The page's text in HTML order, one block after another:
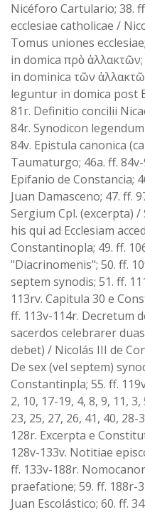
Nicéforo Cartulario; 38.
ecclesiae catholicae /
Tomus uniones
in domica πρὸ
in dominica τῶν
leguntur in domica post
81r. Definitio concilii
84r. Synodicon
84v. Epistula canonica
Taumaturgo; 46a. ff.
Epifanio de Constancia;
Juan Damasceno; 47. ff.
Sergium Cpl. (excerpta)
his qui ad Ecclesiam
Constantinopla; 49. ff.
"Diacrinomenis"; 50. ff.
septem synodis; 51. ff.
113rv. Capitula 30 e
ff. 113v-114r. Decretum
sacerdos celebrarer
debet) / Nicolás III de
De sex (vel septem)
Constantinpla; 55. ff.
2, 10, 17-19, 4, 8, 9, 11,
23, 25, 27, 26, 41, 40,
128r. Excerpta e
128v-133v. Notitiae
ff. 133v-188r.
praefatione; 59. ff. 188r-
Juan Escolástico; 60. ff.